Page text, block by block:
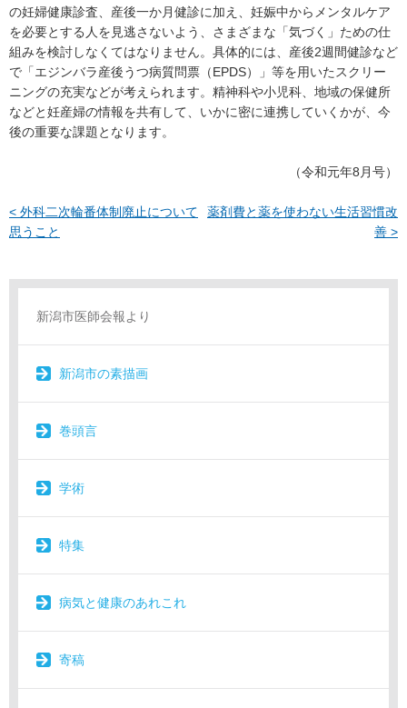
の妊婦健康診査、産後一か月健診に加え、妊娠中からメンタルケア
を必要とする人を見逃さないよう、さまざまな「気づく」ための仕
組みを検討しなくてはなりません。具体的には、産後2週間健診など
で「エジンバラ産後うつ病質問票（EPDS）」等を用いたスクリー
ニングの充実などが考えられます。精神科や小児科、地域の保健所
などと妊産婦の情報を共有して、いかに密に連携していくかが、今
後の重要な課題となります。
（令和元年8月号）
< 外科二次輪番体制廃止について
思うこと
薬剤費と薬を使わない生活習慣改
善 >
新潟市医師会報より
新潟市の素描画
巻頭言
学術
特集
病気と健康のあれこれ
寄稿